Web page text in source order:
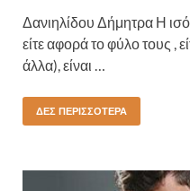
Δανιηλίδου Δήμητρα Η
είτε αφορά το φύλο τους ,
άλλα), είναι …
ΔΕΣ ΠΕΡΙΣΣΌΤΕΡΑ